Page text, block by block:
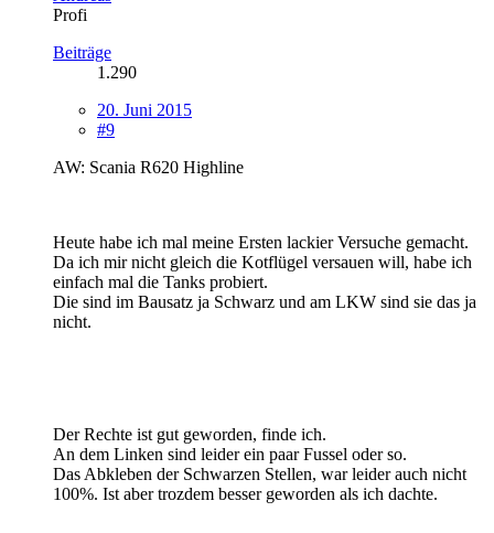
Profi
Beiträge
1.290
20. Juni 2015
#9
AW: Scania R620 Highline
Heute habe ich mal meine Ersten lackier Versuche gemacht.
Da ich mir nicht gleich die Kotflügel versauen will, habe ich
einfach mal die Tanks probiert.
Die sind im Bausatz ja Schwarz und am LKW sind sie das ja
nicht.
Der Rechte ist gut geworden, finde ich.
An dem Linken sind leider ein paar Fussel oder so.
Das Abkleben der Schwarzen Stellen, war leider auch nicht
100%. Ist aber trozdem besser geworden als ich dachte.